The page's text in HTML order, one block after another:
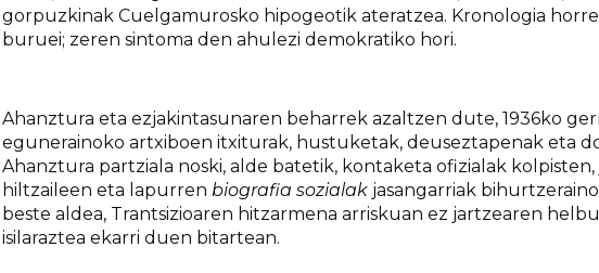
gorpuzkinak Cuelgamurosko hipogeotik ateratzea. Kronologia
buruei; zeren sintoma den ahulezi demokratiko hori.
Ahanztura eta ezjakintasunaren beharrek azaltzen dute, 1936ko
egunerainoko artxiboen itxiturak, hustuketak, deuseztapenak eta
Ahanztura partziala noski, alde batetik, kontaketa ofizialak
hiltzaileen eta lapurren biografia sozialak jasangarriak
beste aldea, Trantsizioaren hitzarmena arriskuan ez jartzearen
isilaraztea ekarri duen bitartean.